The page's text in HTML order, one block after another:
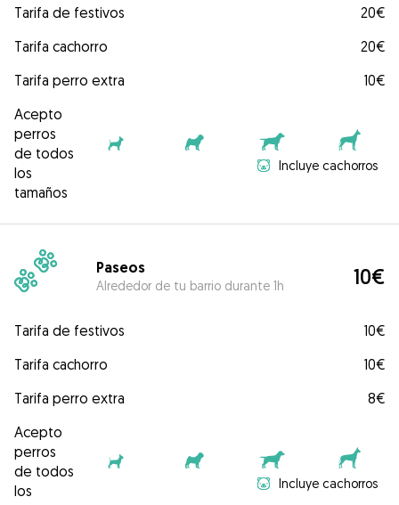
Tarifa de festivos
20€
Tarifa cachorro
20€
Tarifa perro extra
10€
Acepto
perros
de todos
los
tamaños
Incluye cachorros
Paseos
Alrededor de tu barrio durante 1h 10€
Tarifa de festivos
10€
Tarifa cachorro
10€
Tarifa perro extra
8€
Acepto
perros
de todos
los
Incluye cachorros